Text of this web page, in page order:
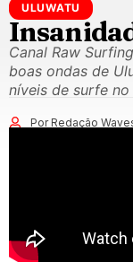
ULUWATU
Canal Raw
boas ondas de
níveis de surfe
Por Redação